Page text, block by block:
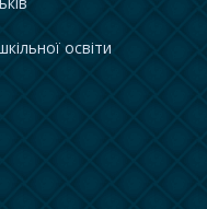
освіти